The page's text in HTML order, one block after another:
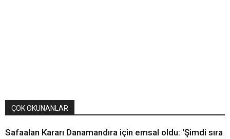
ÇOK OKUNANLAR
Safaalan Kararı Danamandıra için emsal oldu: 'Şimdi sıra